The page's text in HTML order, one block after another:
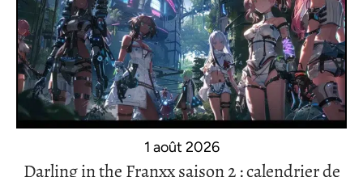
1 août 2026
Darling in the Franxx saison 2 : calendrier de